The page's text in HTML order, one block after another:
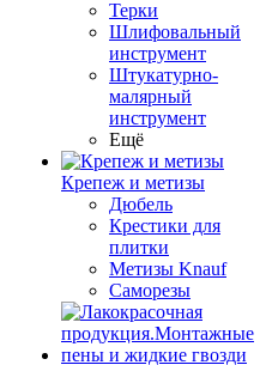
Терки
Шлифовальный
инструмент
Штукатурно-
малярный
инструмент
Ещё
Крепеж и метизы
Дюбель
Крестики для
плитки
Метизы Knauf
Саморезы